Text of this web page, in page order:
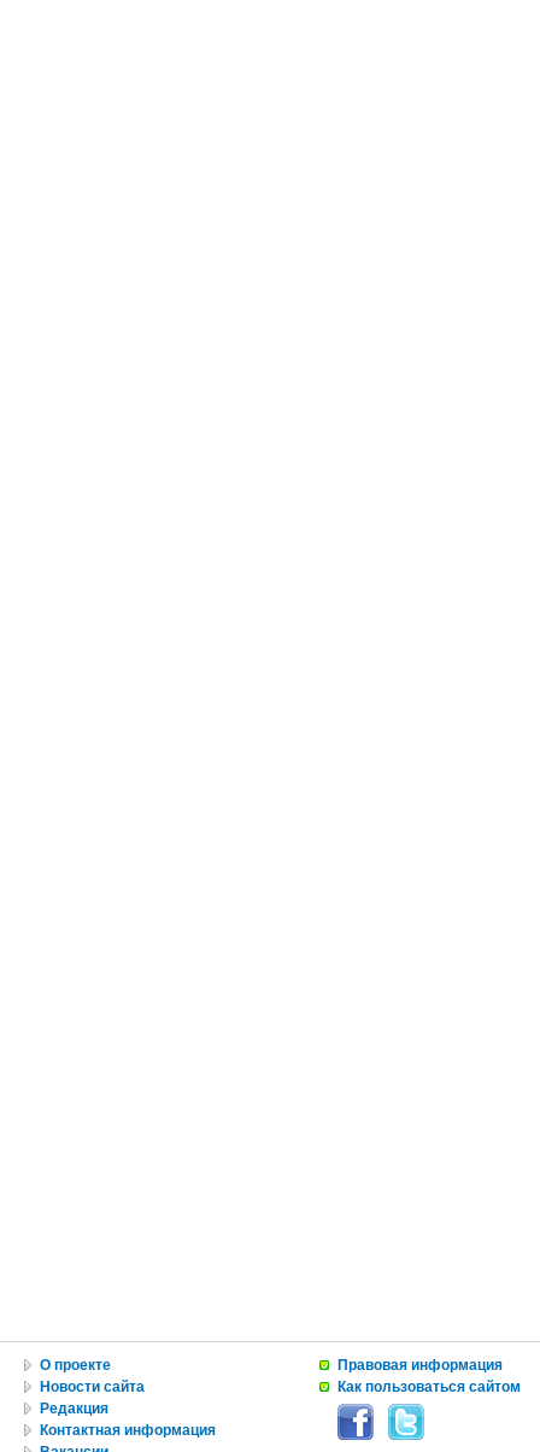
О проекте
Новости сайта
Редакция
Контактная информация
Правовая информация
Как пользоваться сайтом